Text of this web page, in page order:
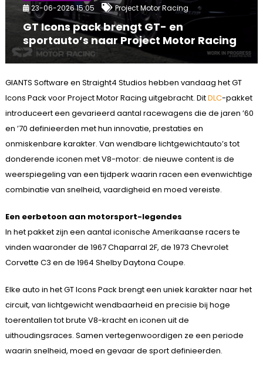
23-06-2026 15:05 Project Motor Racing
GT Icons pack brengt GT- en
sportauto’s naar Project Motor Racing
GIANTS Software en Straight4 Studios hebben vandaag het GT
Icons Pack voor Project Motor Racing uitgebracht. DitDLC-pakket
introduceert een gevarieerd aantal racewagens die de jaren ’60
en ’70 definieerden met hun innovatie, prestaties en
onmiskenbare karakter. Van wendbare lichtgewichtauto’s tot
donderende iconen met V8-motor: de nieuwe content is de
weerspiegeling van een tijdperk waarin racen een evenwichtige
combinatie van snelheid, vaardigheid en moed vereiste.
Een eerbetoon aan motorsport-legendes
In het pakket zijn een aantal iconische Amerikaanse racers te
vinden waaronder de 1967 Chaparral 2F, de 1973 Chevrolet
Corvette C3 en de 1964 Shelby Daytona Coupe.
Elke auto in het GT Icons Pack brengt een uniek karakter naar het
circuit, van lichtgewicht wendbaarheid en precisie bij hoge
toerentallen tot brute V8-kracht en iconen uit de
uithoudingsraces. Samen vertegenwoordigen ze een periode
waarin snelheid, moed en gevaar de sport definieerden.